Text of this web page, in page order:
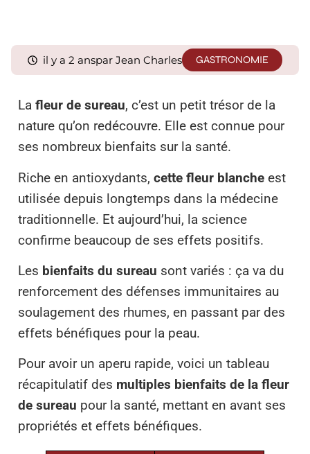
il y a 2 anspar Jean Charles GASTRONOMIE
La fleur de sureau, c’est un petit trésor de la
nature qu’on redécouvre. Elle est connue pour
ses nombreux bienfaits sur la santé.
Riche en antioxydants, cette fleur blanche est
utilisée depuis longtemps dans la médecine
traditionnelle. Et aujourd’hui, la science
confirme beaucoup de ses effets positifs.
Les bienfaits du sureau sont variés : ça va du
renforcement des défenses immunitaires au
soulagement des rhumes, en passant par des
effets bénéfiques pour la peau.
Pour avoir un aperu rapide, voici un tableau
récapitulatif des multiples bienfaits de la fleur
de sureau pour la santé, mettant en avant ses
propriétés et effets bénéfiques.